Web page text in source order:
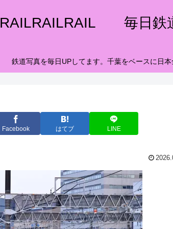
RAILRAILRAIL 毎日鉄
鉄道写真を毎日UPしてます。千葉をベースに日
Facebook はてブ LINE